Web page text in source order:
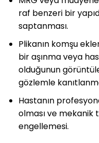
raf benzeri bir
saptanması.
Plikanın komşu
bir aşınma veya
olduğunun
gözlemle
Hastanın
olması ve mekanik
engellemesi.